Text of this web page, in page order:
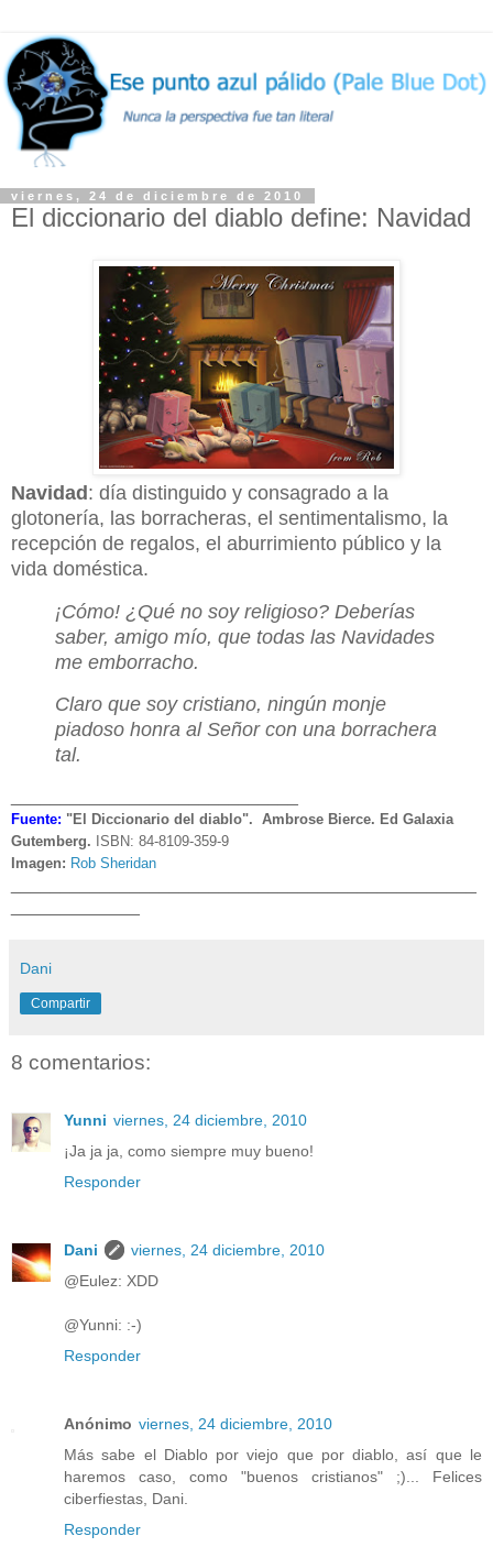
viernes, 24 de diciembre de 2010
El diccionario del diablo define: Navidad
Navidad: día distinguido y consagrado a la
glotonería, las borracheras, el sentimentalismo, la
recepción de regalos, el aburrimiento público y la
vida doméstica.
¡Cómo! ¿Qué no soy religioso? Deberías
saber, amigo mío, que todas las Navidades
me emborracho.
Claro que soy cristiano, ningún monje
piadoso honra al Señor con una borrachera
tal.
Fuente: "El Diccionario del diablo". Ambrose Bierce. Ed Galaxia
Gutemberg. ISBN: 84-8109-359-9
Imagen: Rob Sheridan
Dani
Compartir
8 comentarios:
Yunni viernes, 24 diciembre, 2010
¡Ja ja ja, como siempre muy bueno!
Responder
Dani
viernes, 24 diciembre, 2010
@Eulez: XDD
@Yunni: :-)
Responder
Anónimo viernes, 24 diciembre, 2010
Más sabe el Diablo por viejo que por diablo, así que le
haremos caso, como "buenos cristianos" ;)... Felices
ciberfiestas, Dani.
Responder